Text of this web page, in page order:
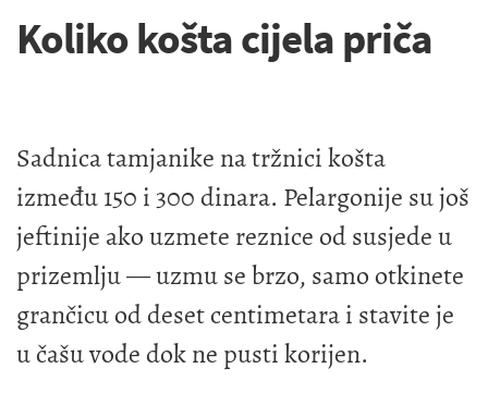
Koliko košta cijela priča
Sadnica tamjanike na tržnici košta
između 150 i 300 dinara. Pelargonije su još
jeftinije ako uzmete reznice od susjede u
prizemlju — uzmu se brzo, samo otkinete
grančicu od deset centimetara i stavite je
u čašu vode dok ne pusti korijen.